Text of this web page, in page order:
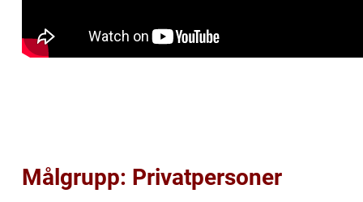
Målgrupp: Privatpersoner